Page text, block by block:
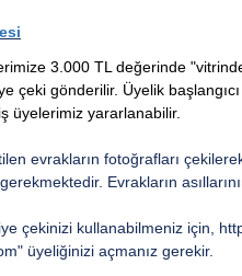
3.000 TL değerinde
çeki gönderilir. Üyelik
üyelerimiz yararlanabilir.
evrakların fotoğrafları
Evrakların
çekinizi kullanabilmeniz için,
üyeliğinizi açmanız gerekir.